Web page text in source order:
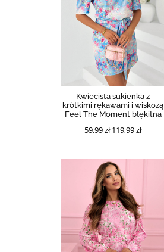
Kwiecista sukienka z
krótkimi rękawami i wiskozą
Feel The Moment błękitna
59,99 zł119,99 zł